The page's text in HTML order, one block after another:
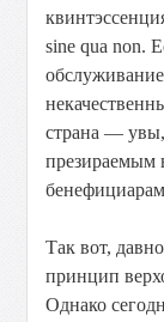
sine qua non.
обслуживание
страна —увы,
презираемым
Так вот, давно
принцип
Однако